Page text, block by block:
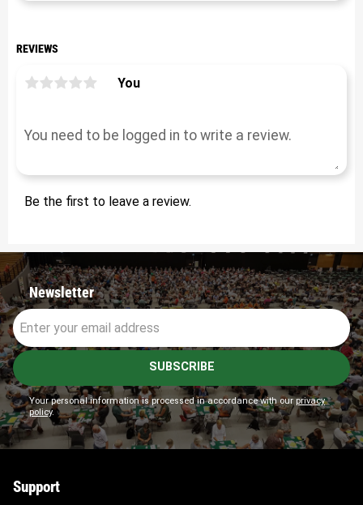
REVIEWS
You
Be the first to leave a review.
Newsletter
SUBSCRIBE
Your personal information is processed in accordance with ourprivacy
policy.
Support